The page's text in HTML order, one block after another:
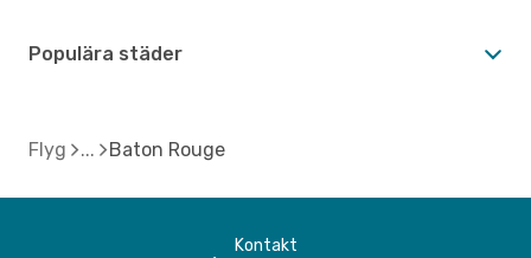
Populära städer
Flyg Baton Rouge
Kontakt